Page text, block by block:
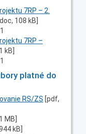
7RP – 2.
108 kB]
7RP –
kB]
platné do
RS/ZS [pdf,
MB]
kB]